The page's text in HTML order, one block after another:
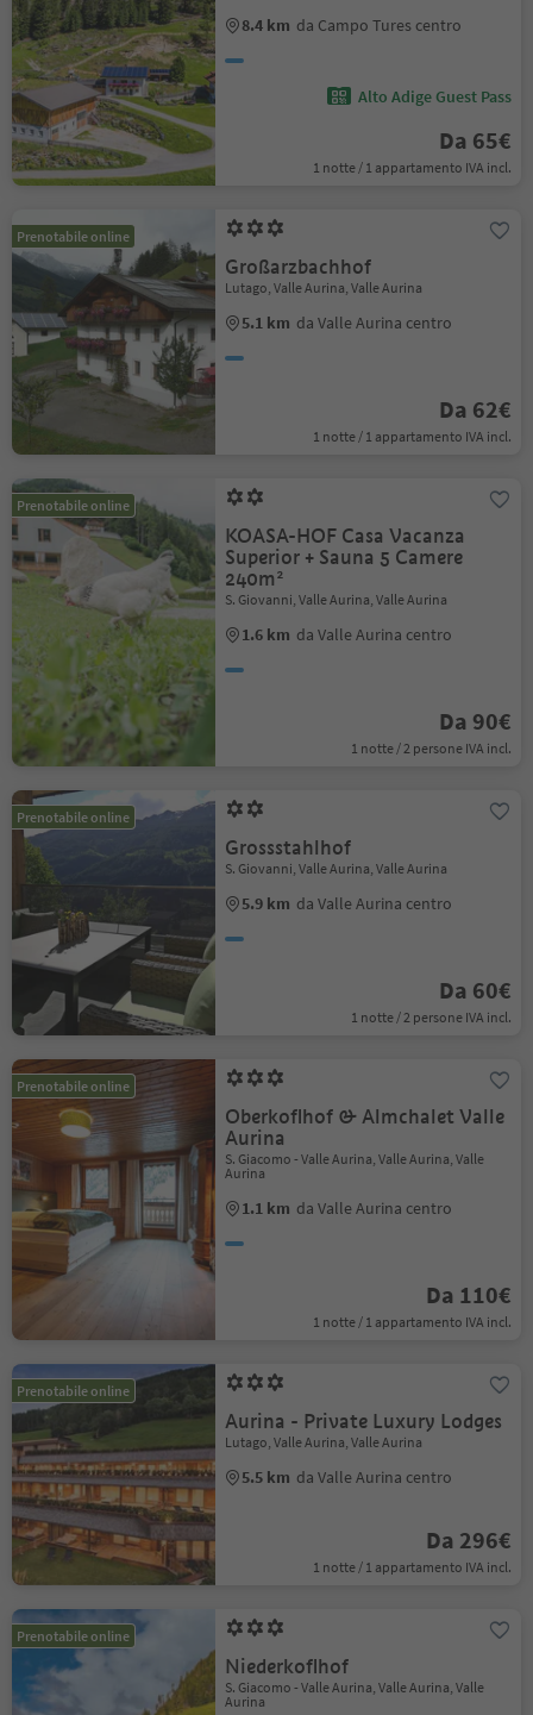
8.4 km da Campo Tures centro
Alto Adige Guest Pass
Da 65€
1 notte / 1 appartamento IVA incl.
Prenotabile online
Großarzbachhof
Lutago, Valle Aurina, Valle Aurina
5.1 km da Valle Aurina centro
Da 62€
1 notte / 1 appartamento IVA incl.
Prenotabile online
KOASA-HOF Casa Vacanza
Superior + Sauna 5 Camere
240m²
S. Giovanni, Valle Aurina, Valle Aurina
1.6 km da Valle Aurina centro
Da 90€
1 notte / 2 persone IVA incl.
Prenotabile online
Grossstahlhof
S. Giovanni, Valle Aurina, Valle Aurina
5.9 km da Valle Aurina centro
Da 60€
1 notte / 2 persone IVA incl.
Prenotabile online
Oberkoflhof & Almchalet Valle
Aurina
S. Giacomo - Valle Aurina, Valle Aurina, Valle
Aurina
1.1 km da Valle Aurina centro
Da 110€
1 notte / 1 appartamento IVA incl.
Prenotabile online
Aurina - Private Luxury Lodges
Lutago, Valle Aurina, Valle Aurina
5.5 km da Valle Aurina centro
Da 296€
1 notte / 1 appartamento IVA incl.
Prenotabile online
Niederkoflhof
S. Giacomo - Valle Aurina, Valle Aurina, Valle
Aurina